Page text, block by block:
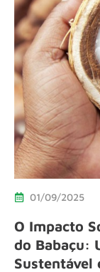
01/09/2025
O Impacto
do Babaçu:
Sustentável